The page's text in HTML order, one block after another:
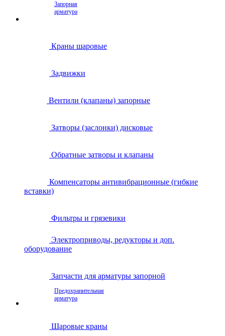
Запорная
арматура
Краны шаровые
Задвижки
Вентили (клапаны) запорные
Затворы (заслонки) дисковые
Обратные затворы и клапаны
Компенсаторы антивибрационные (гибкие
вставки)
Фильтры и грязевики
Электроприводы, редукторы и доп.
оборудование
Запчасти для арматуры запорной
Предохранительная
арматура
Шаровые краны